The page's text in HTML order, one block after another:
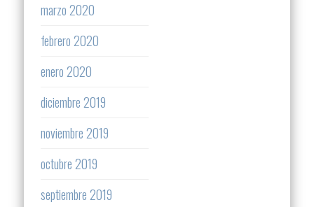
marzo 2020
febrero 2020
enero 2020
diciembre 2019
noviembre 2019
octubre 2019
septiembre 2019